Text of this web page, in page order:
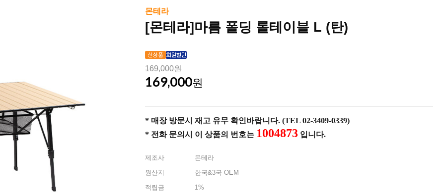
몬테라
[몬테라]마름 폴딩 롤테이블 L (탄)
169,000원
169,000원
* 매장 방문시 재고 유무 확인바랍니다. (TEL 02-3409-0339)
* 전화 문의시 이 상품의 번호는 1004873 입니다.
제조사
몬테라
원산지
한국&3국 OEM
적립금
1%